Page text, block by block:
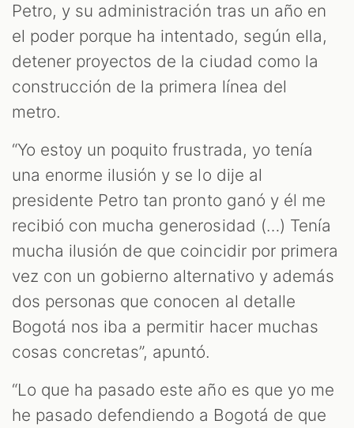
Petro, y su administración tras un año en
el poder porque ha intentado, según ella,
detener proyectos de la ciudad como la
construcción de la primera línea del
metro.
“Yo estoy un poquito frustrada, yo tenía
una enorme ilusión y se lo dije al
presidente Petro tan pronto ganó y él me
recibió con mucha generosidad (…) Tenía
mucha ilusión de que coincidir por primera
vez con un gobierno alternativo y además
dos personas que conocen al detalle
Bogotá nos iba a permitir hacer muchas
cosas concretas”, apuntó.
“Lo que ha pasado este año es que yo me
he pasado defendiendo a Bogotá de que